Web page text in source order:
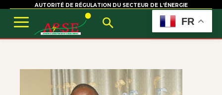
AUTORITÉ DE RÉGULATION DU SECTEUR DE L’ÉNERGIE
FR